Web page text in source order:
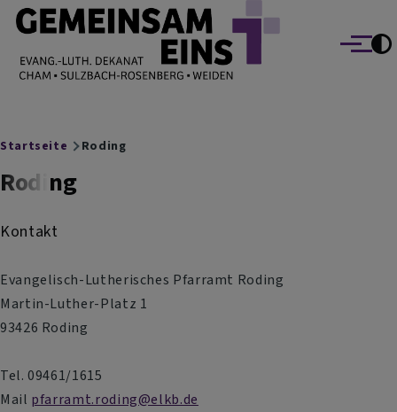
Direkt zum Inhalt
EVANG.-LUTH. DEKANAT GEMEINSAM EINS
Cham Sulzbach-Rosenberg Weiden
Menü
Breadcrumb
Startseite Roding
Roding
Kontakt
Evangelisch-Lutherisches Pfarramt Roding
Martin-Luther-Platz 1
93426 Roding
Tel. 09461/1615
Mail pfarramt.roding@elkb.de